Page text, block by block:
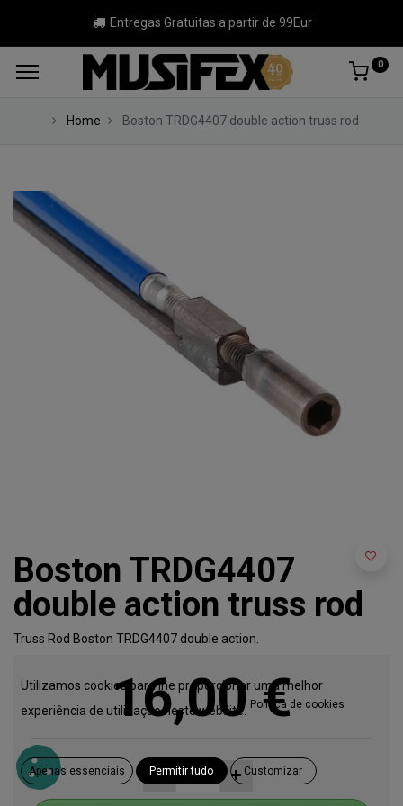
Entregas Gratuitas a partir de 99Eur
0
Home Boston TRDG4407 double action truss rod
Boston TRDG4407
double action truss rod
Truss Rod Boston TRDG4407 double action.
16,00€
Utilizamos cookies para lhe proporcionar uma melhor
experiência de utilização neste website. Política de cookies
Apenas essenciais Permitir tudo Customizar